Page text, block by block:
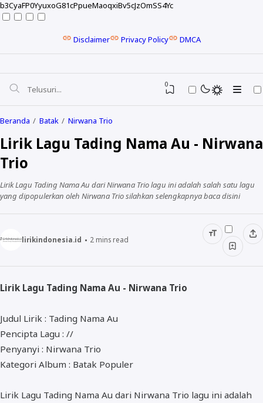
b3CyaFP0YyuxoG81cPpueMaoqxiBv5cJzOmSS4Yc
Disclaimer Privacy Policy DMCA
NELA KARISMA
ALMANAR
RELIGI RAMADHAN
NISA SABYAN
0
Beranda Batak Nirwana Trio
Lirik Lagu Tading Nama Au - Nirwana
Trio
Lirik Lagu Tading Nama Au dari Nirwana Trio lagu ini adalah salah satu lagu
yang dipopulerkan oleh Nirwana Trio silahkan selengkapnya baca disini
lirikindonesia.id 2mins read
Lirik Lagu Tading Nama Au - Nirwana Trio
Judul Lirik : Tading Nama Au
Pencipta Lagu : //
Penyanyi : Nirwana Trio
Kategori Album : Batak Populer
Lirik Lagu Tading Nama Au dari Nirwana Trio lagu ini adalah